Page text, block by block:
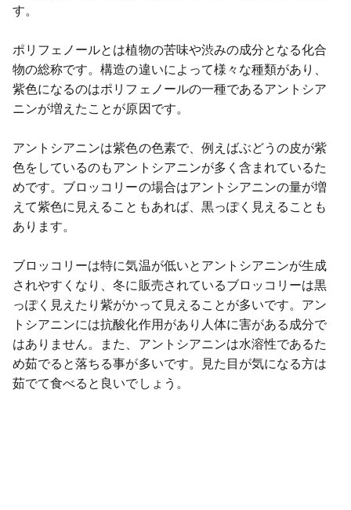
す。
ポリフェノールとは植物の苦味や渋みの成分となる化合
物の総称です。構造の違いによって様々な種類があり、
紫色になるのはポリフェノールの一種であるアントシア
ニンが増えたことが原因です。
アントシアニンは紫色の色素で、例えばぶどうの皮が紫
色をしているのもアントシアニンが多く含まれているた
めです。ブロッコリーの場合はアントシアニンの量が増
えて紫色に見えることもあれば、黒っぽく見えることも
あります。
ブロッコリーは特に気温が低いとアントシアニンが生成
されやすくなり、冬に販売されているブロッコリーは黒
っぽく見えたり紫がかって見えることが多いです。アン
トシアニンには抗酸化作用があり人体に害がある成分で
はありません。また、アントシアニンは水溶性であるた
め茹でると落ちる事が多いです。見た目が気になる方は
茹でて食べると良いでしょう。